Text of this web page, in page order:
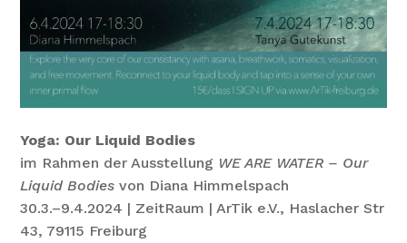
Yoga: Our Liquid Bodies
im Rahmen der Ausstellung WE ARE WATER – Our
Liquid Bodies von Diana Himmelspach
30.3.–9.4.2024 | ZeitRaum | ArTik e.V., Haslacher Str
43, 79115 Freiburg